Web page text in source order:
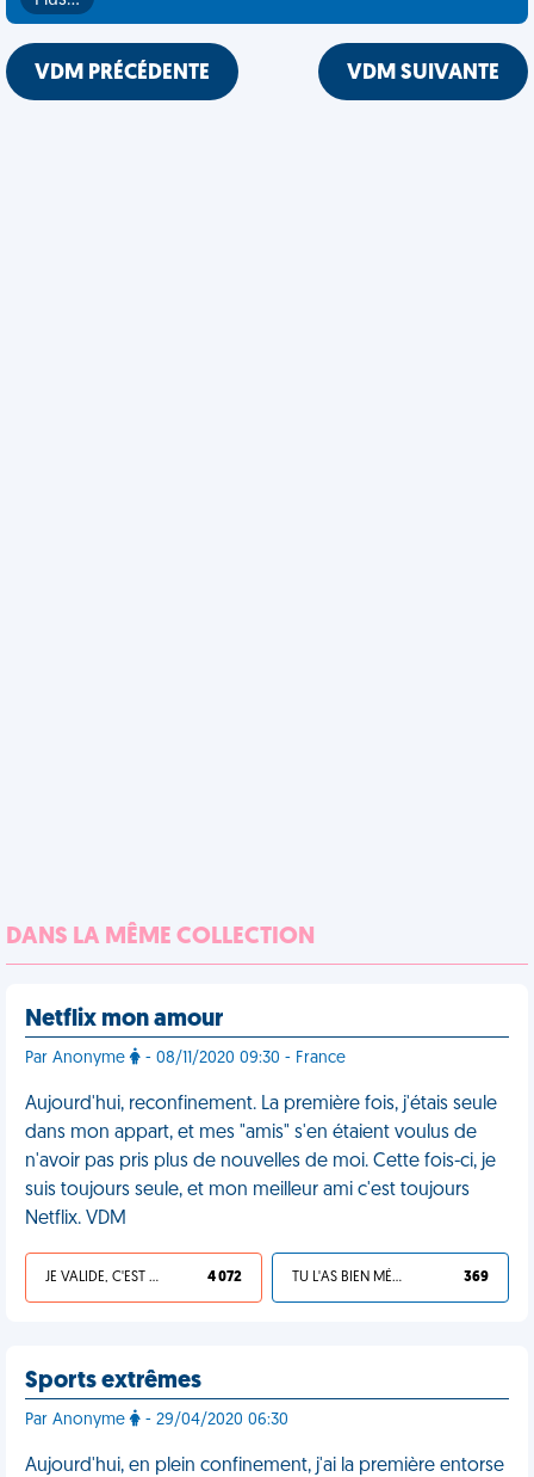
VDM PRÉCÉDENTE VDM SUIVANTE
DANS LA MÊME COLLECTION
Netflix mon amour
Par Anonyme - 08/11/2020 09:30 - France
Aujourd'hui, reconfinement. La première fois, j'étais seule
dans mon appart, et mes "amis" s'en étaient voulus de
n'avoir pas pris plus de nouvelles de moi. Cette fois-ci, je
suis toujours seule, et mon meilleur ami c'est toujours
Netflix. VDM
JE VALIDE, C'EST UNE VDM 4 072 TU L'AS BIEN MÉRITÉ 369
Sports extrêmes
Par Anonyme - 29/04/2020 06:30
Aujourd'hui, en plein confinement, j'ai la première entorse